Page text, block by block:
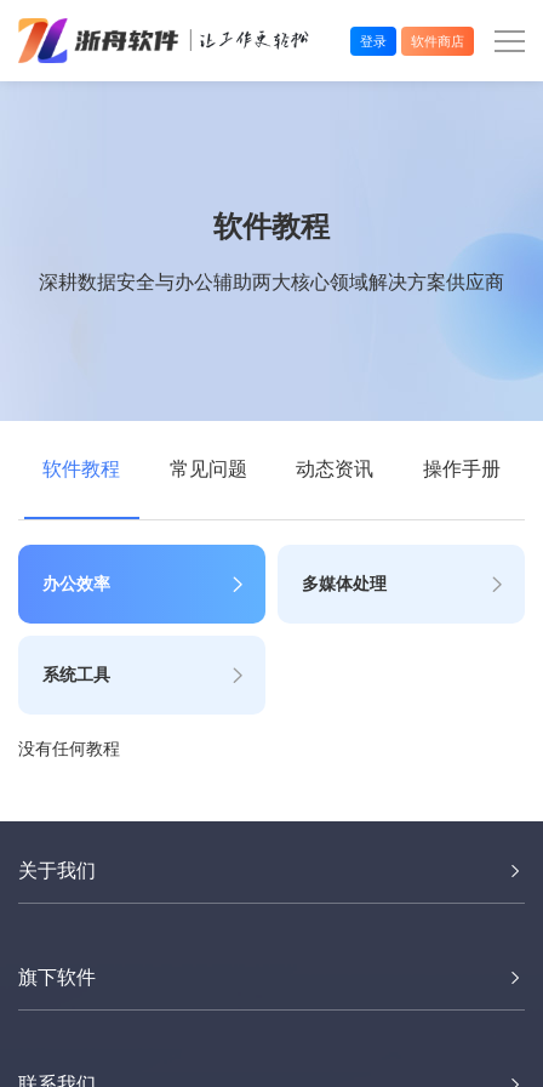
登录 软件商店
软件教程
深耕数据安全与办公辅助两大核心领域解决方案供应商
软件教程 常见问题 动态资讯 操作手册
办公效率 多媒体处理
系统工具
没有任何教程
关于我们
旗下软件